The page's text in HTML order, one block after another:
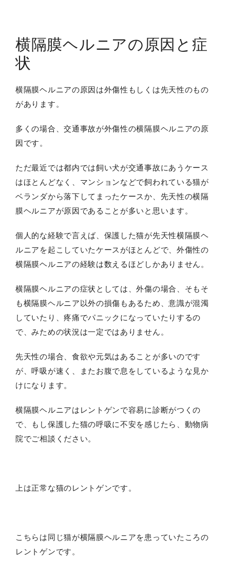
横隔膜ヘルニアの原因と症
状
横隔膜ヘルニアの原因は外傷性もしくは先天性のもの
があります。
多くの場合、交通事故が外傷性の横隔膜ヘルニアの原
因です。
ただ最近では都内では飼い犬が交通事故にあうケース
はほとんどなく、マンションなどで飼われている猫が
ベランダから落下してまったケースか、先天性の横隔
膜ヘルニアが原因であることが多いと思います。
個人的な経験で言えば、保護した猫が先天性横隔膜ヘ
ルニアを起こしていたケースがほとんどで、外傷性の
横隔膜ヘルニアの経験は数えるほどしかありません。
横隔膜ヘルニアの症状としては、外傷の場合、そもそ
も横隔膜ヘルニア以外の損傷もあるため、意識が混濁
していたり、疼痛でパニックになっていたりするの
で、みための状況は一定ではありません。
先天性の場合、食欲や元気はあることが多いのです
が、呼吸が速く、またお腹で息をしているような見か
けになります。
横隔膜ヘルニアはレントゲンで容易に診断がつくの
で、もし保護した猫の呼吸に不安を感じたら、動物病
院でご相談ください。
上は正常な猫のレントゲンです。
こちらは同じ猫が横隔膜ヘルニアを患っていたころの
レントゲンです。